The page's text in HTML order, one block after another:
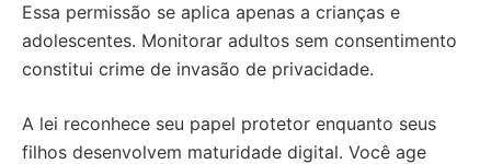
Essa permissão se aplica apenas a crianças e
adolescentes. Monitorar adultos sem consentimento
constitui crime de invasão de privacidade.
A lei reconhece seu papel protetor enquanto seus
filhos desenvolvem maturidade digital. Você age